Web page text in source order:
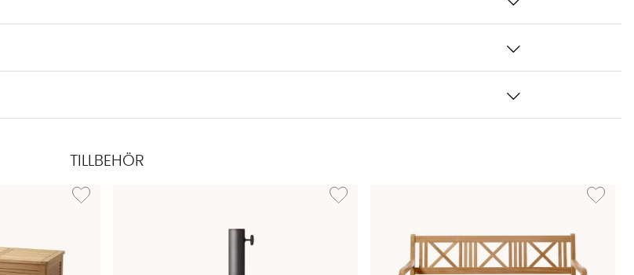
TILLBEHÖR
Teak Lägg till i önskelista: KARA Förvaringslåda Teak Lägg till i önskelista: ABRA Parasollfot Svart Lägg till i